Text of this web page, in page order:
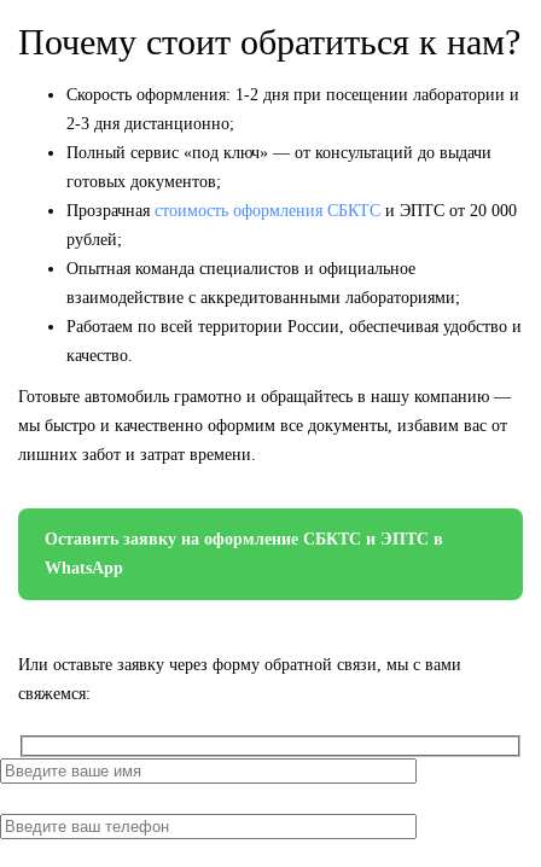
Почему стоит обратиться к нам?
Скорость оформления: 1-2 дня при посещении лаборатории и
2-3 дня дистанционно;
Полный сервис «под ключ» — от консультаций до выдачи
готовых документов;
Прозрачная стоимость оформления СБКТС и ЭПТС от 20 000
рублей;
Опытная команда специалистов и официальное
взаимодействие с аккредитованными лабораториями;
Работаем по всей территории России, обеспечивая удобство и
качество.
Готовьте автомобиль грамотно и обращайтесь в нашу компанию —
мы быстро и качественно оформим все документы, избавим вас от
лишних забот и затрат времени.
Оставить заявку на оформление СБКТС и ЭПТС в
WhatsApp
Или оставьте заявку через форму обратной связи, мы с вами
свяжемся: